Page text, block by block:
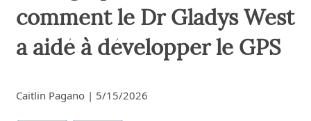
comment le Dr Gladys West
a aidé à développer le GPS
Caitlin Pagano | 5/15/2026